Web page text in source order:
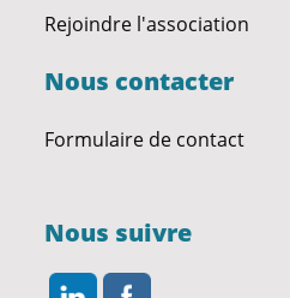
Rejoindre l'association
Nous contacter
Formulaire de contact
Nous suivre